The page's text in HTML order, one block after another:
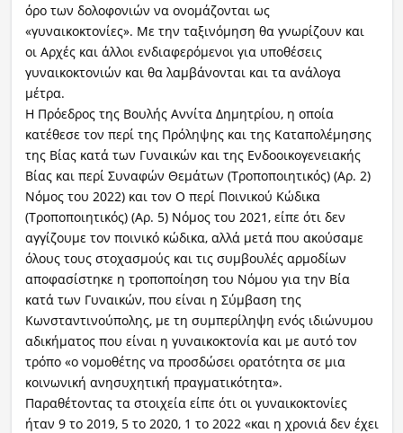
όρο των δολοφονιών να ονομάζονται ως
«γυναικοκτονίες». Με την ταξινόμηση θα γνωρίζουν και
οι Αρχές και άλλοι ενδιαφερόμενοι για υποθέσεις
γυναικοκτονιών και θα λαμβάνονται και τα ανάλογα
μέτρα.
Η Πρόεδρος της Βουλής Αννίτα Δημητρίου, η οποία
κατέθεσε τον περί της Πρόληψης και της Καταπολέμησης
της Βίας κατά των Γυναικών και της Ενδοοικογενειακής
Βίας και περί Συναφών Θεμάτων (Τροποποιητικός) (Αρ. 2)
Νόμος του 2022) και τον Ο περί Ποινικού Κώδικα
(Τροποποιητικός) (Αρ. 5) Νόμος του 2021, είπε ότι δεν
αγγίζουμε τον ποινικό κώδικα, αλλά μετά που ακούσαμε
όλους τους στοχασμούς και τις συμβουλές αρμοδίων
αποφασίστηκε η τροποποίηση του Νόμου για την Βία
κατά των Γυναικών, που είναι η Σύμβαση της
Κωνσταντινούπολης, με τη συμπερίληψη ενός ιδιώνυμου
αδικήματος που είναι η γυναικοκτονία και με αυτό τον
τρόπο «ο νομοθέτης να προσδώσει ορατότητα σε μια
κοινωνική ανησυχητική πραγματικότητα».
Παραθέτοντας τα στοιχεία είπε ότι οι γυναικοκτονίες
ήταν 9 το 2019, 5 το 2020, 1 το 2022 «και η χρονιά δεν έχει